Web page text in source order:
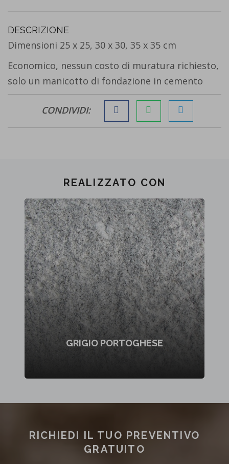
DESCRIZIONE
Dimensioni 25 x 25, 30 x 30, 35 x 35 cm
Economico, nessun costo di muratura richiesto,
solo un manicotto di fondazione in cemento
CONDIVIDI:
REALIZZATO CON
GRIGIO PORTOGHESE
RICHIEDI IL TUO PREVENTIVO
GRATUITO